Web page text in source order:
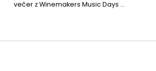
večer z Winemakers Music Days ...